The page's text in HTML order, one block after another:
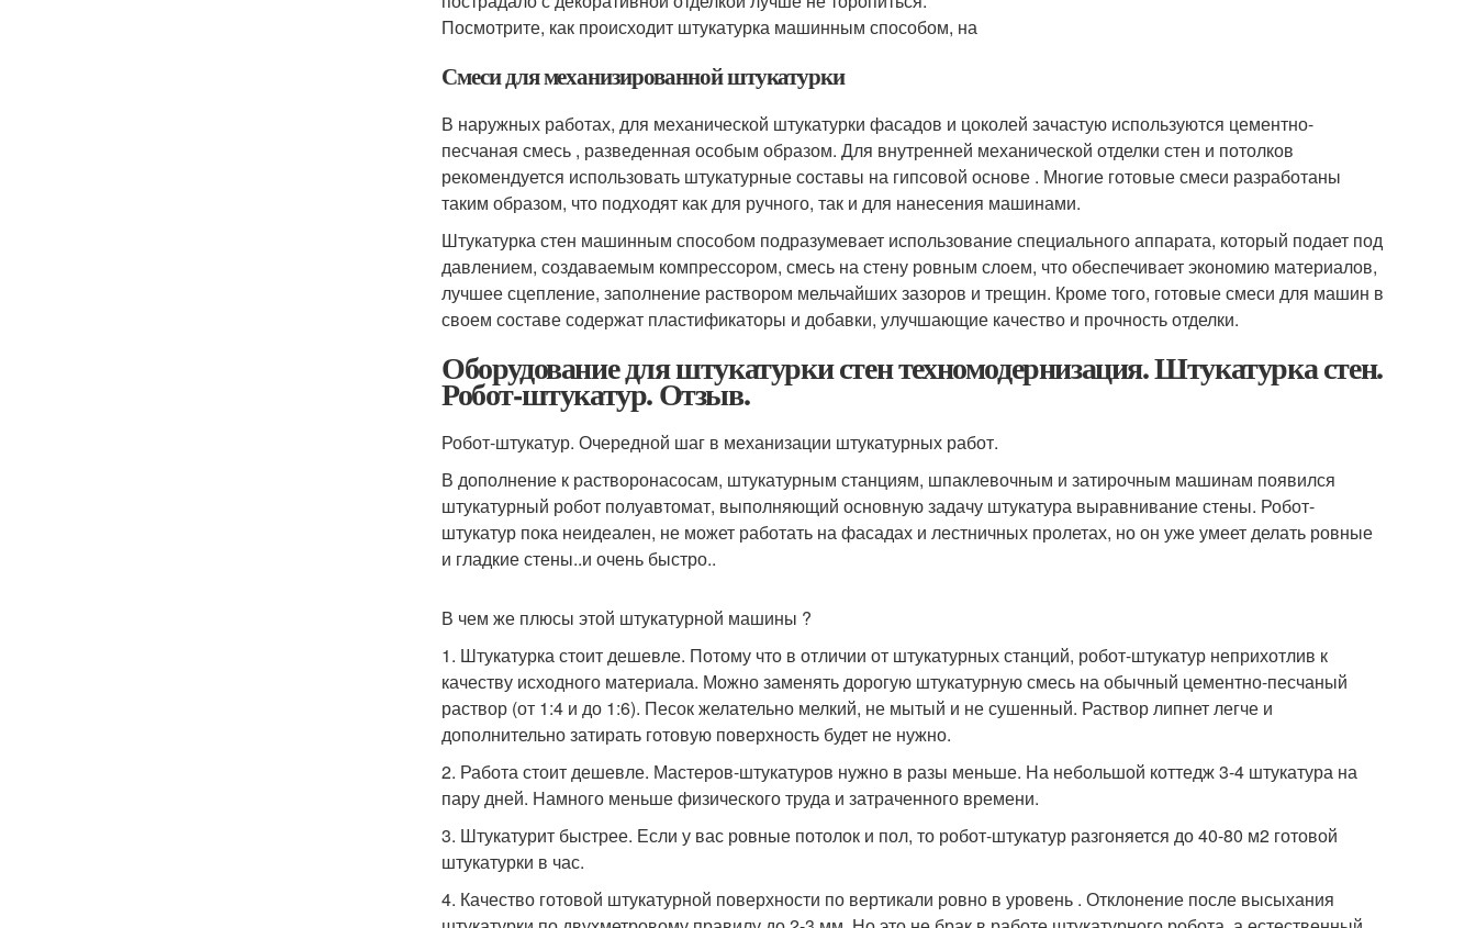
Посмотрите, как происходит штукатурка машинным способом, на
Смеси для механизированной штукатурки
В наружных работах, для механической штукатурки фасадов и цоколей зачастую используются цементно-
песчаная смесь , разведенная особым образом. Для внутренней механической отделки стен и потолков
рекомендуется использовать штукатурные составы на гипсовой основе . Многие готовые смеси разработаны
таким образом, что подходят как для ручного, так и для нанесения машинами.
Штукатурка стен машинным способом подразумевает использование специального аппарата, который подает под
давлением, создаваемым компрессором, смесь на стену ровным слоем, что обеспечивает экономию материалов,
лучшее сцепление, заполнение раствором мельчайших зазоров и трещин. Кроме того, готовые смеси для машин в
своем составе содержат пластификаторы и добавки, улучшающие качество и прочность отделки.
Оборудование для штукатурки стен техномодернизация. Штукатурка стен.
Робот-штукатур. Отзыв.
Робот-штукатур. Очередной шаг в механизации штукатурных работ.
В дополнение к растворонасосам, штукатурным станциям, шпаклевочным и затирочным машинам появился
штукатурный робот полуавтомат, выполняющий основную задачу штукатура выравнивание стены. Робот-
штукатур пока неидеален, не может работать на фасадах и лестничных пролетах, но он уже умеет делать ровные
и гладкие стены..и очень быстро..
В чем же плюсы этой штукатурной машины ?
1. Штукатурка стоит дешевле. Потому что в отличии от штукатурных станций, робот-штукатур неприхотлив к
качеству исходного материала. Можно заменять дорогую штукатурную смесь на обычный цементно-песчаный
раствор (от 1:4 и до 1:6). Песок желательно мелкий, не мытый и не сушенный. Раствор липнет легче и
дополнительно затирать готовую поверхность будет не нужно.
2. Работа стоит дешевле. Мастеров-штукатуров нужно в разы меньше. На небольшой коттедж 3-4 штукатура на
пару дней. Намного меньше физического труда и затраченного времени.
3. Штукатурит быстрее. Если у вас ровные потолок и пол, то робот-штукатур разгоняется до 40-80 м2 готовой
штукатурки в час.
4. Качество готовой штукатурной поверхности по вертикали ровно в уровень . Отклонение после высыхания